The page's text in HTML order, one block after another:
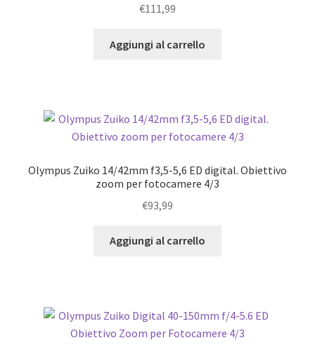
€111,99
Aggiungi al carrello
Olympus Zuiko 14/42mm f3,5-5,6 ED digital. Obiettivo
zoom per fotocamere 4/3
€93,99
Aggiungi al carrello